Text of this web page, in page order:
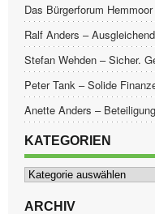
Das Bürgerforum
Ralf Anders –
Stefan Wehden – Sicher.
Peter Tank – Solide
Anette Anders –
KATEGORIEN
Kategorien
ARCHIV